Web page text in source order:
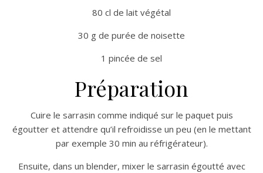
80 cl de lait végétal
30 g de purée de noisette
1 pincée de sel
Préparation
Cuire le sarrasin comme indiqué sur le paquet puis
égoutter et attendre qu’il refroidisse un peu (en le mettant
par exemple 30 min au réfrigérateur).
Ensuite, dans un blender, mixer le sarrasin égoutté avec